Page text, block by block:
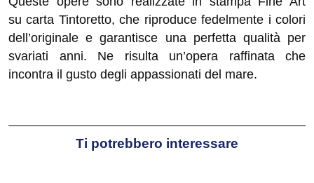
su carta Tintoretto, che riproduce fedelmente i colori
dell’originale e garantisce una perfetta qualità per
svariati anni. Ne risulta un’opera raffinata che
incontra il gusto degli appassionati del mare.
Ti potrebbero interessare